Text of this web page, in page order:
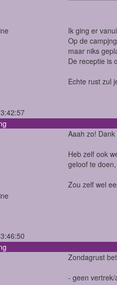
Ik ging er
Op de
maar niks
De receptie is
Echte rust zul
Aaah zo!
Heb zelf ook
geloof te
Zou zelf wel
Zondagrust
- geen